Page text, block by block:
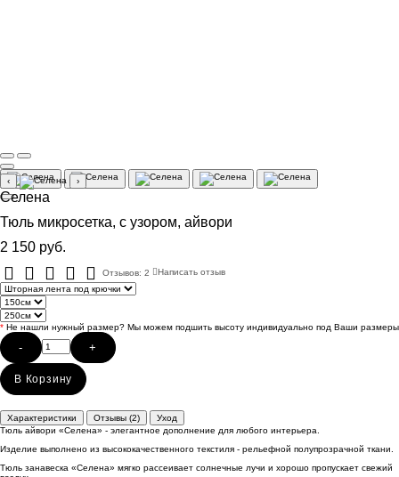
‹ ›
Селена
Тюль микросетка, с узором, айвори
2 150 руб.
Отзывов: 2 Написать отзыв
* Не нашли нужный размер? Мы можем подшить высоту индивидуально под Ваши размеры
- +
В Корзину
Характеристики Отзывы (2)
Уход
Тюль айвори «Селена» - элегантное дополнение для любого интерьера.
Изделие выполнено из высококачественного текстиля - рельефной полупрозрачной ткани.
Тюль занавеска «Селена» мягко рассеивает солнечные лучи и хорошо пропускает свежий